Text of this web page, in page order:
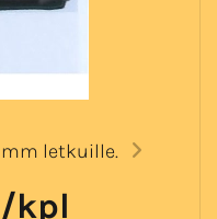
letkuille.
/kpl